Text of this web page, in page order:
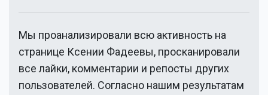
Мы проанализировали всю активность на
странице Ксении Фадеевы, просканировали
все лайки, комментарии и репосты других
пользователей. Согласно нашим результатам